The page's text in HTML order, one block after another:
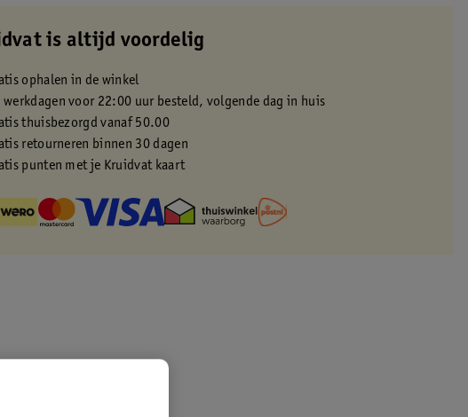
is altijd voordelig
ophalen in de winkel
werkdagen voor 22:00 uur besteld, volgende dag in huis
thuisbezorgd vanaf 50.00
retourneren binnen 30 dagen
punten met je Kruidvat kaart